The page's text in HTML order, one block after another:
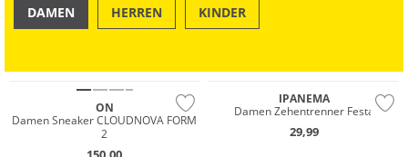
DAMEN HERREN KINDER
ON
Damen Sneaker CLOUDNOVA FORM
2
IPANEMA
Damen Zehentrenner Festa
29,99